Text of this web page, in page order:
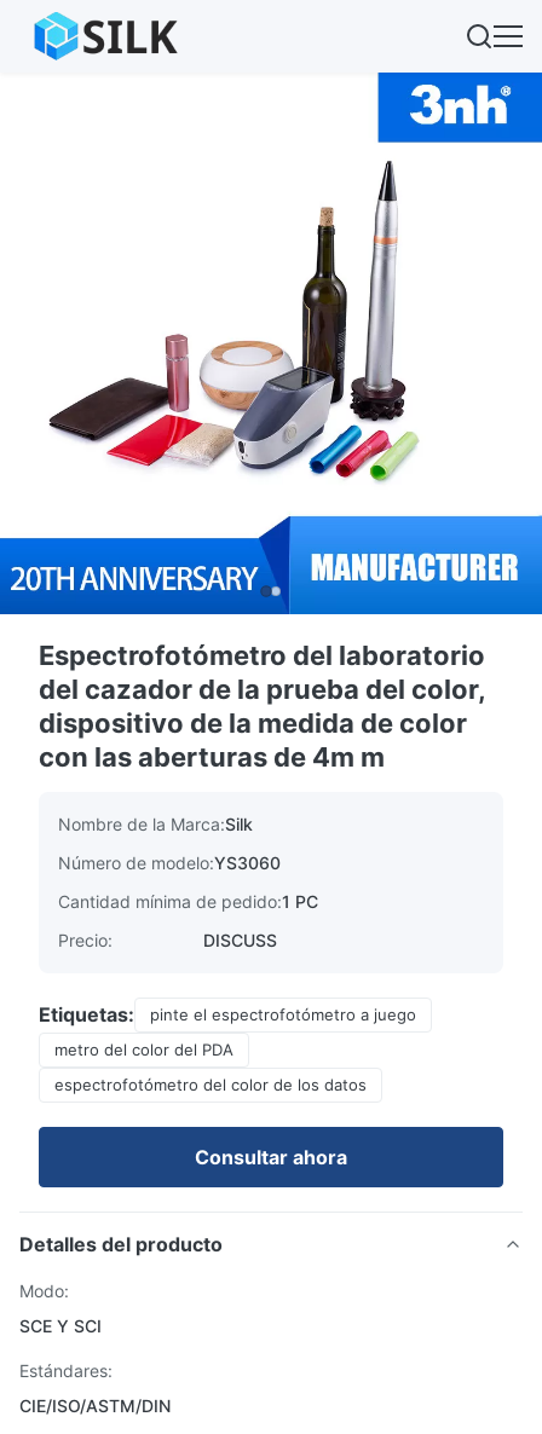
Espectrofotómetro del laboratorio
del cazador de la prueba del color,
dispositivo de la medida de color
con las aberturas de 4m m
Nombre de la Marca:Silk
Número de modelo:YS3060
Cantidad mínima de pedido:1 PC
Precio:
DISCUSS
Etiquetas:
pinte el espectrofotómetro a juego
metro del color del PDA
espectrofotómetro del color de los datos
Consultar ahora
Detalles del producto
Modo:
SCE Y SCI
Estándares:
CIE/ISO/ASTM/DIN